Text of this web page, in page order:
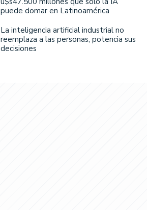
puede domar en Latinoamérica
La inteligencia artificial industrial no
reemplaza a las personas, potencia sus
decisiones